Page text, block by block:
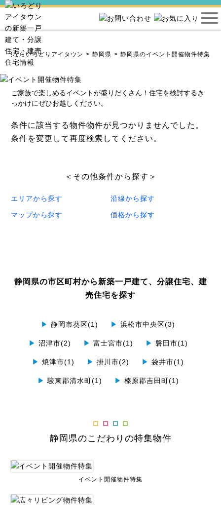
宅ならいろどりアイタウン 静岡県 静岡県のイベント開催物件特集
ご家族で楽しめるイベントが盛りだくさん！住宅を検討するき
っかけにぜひお越しください。
条件に該当する物件物件が見つかりませんでした。
条件を変更して再度検索してください。
＜その他条件から探す＞
エリアから探す 沿線から探す
マップから探す 価格から探す
静岡県の市区町村から新築一戸建て、分譲住宅、建
売住宅を探す
▶ 静岡市葵区(1) ▶ 浜松市中央区(3)
▶ 沼津市(2) ▶ 富士宮市(1) ▶ 磐田市(1)
▶ 焼津市(1) ▶ 掛川市(2) ▶ 袋井市(1)
▶ 駿東郡清水町(1) ▶ 榛原郡吉田町(1)
静岡県のこだわりの特集物件
イベント開催物件特集